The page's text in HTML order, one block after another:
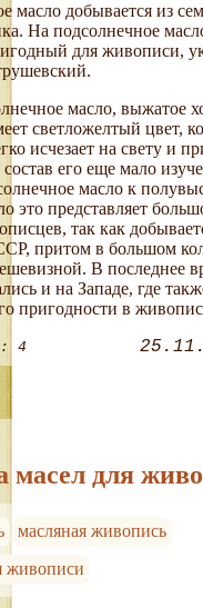
масло добывается из
На подсолнечное
для живописи,
масло, выжатое
светложелтый цвет,
исчезает на свету и
его еще мало
масло к
это представляет
так как
притом в большом
В последнее
и на Западе, где
пригодности в
4
масел для
масляная живопись
живописи